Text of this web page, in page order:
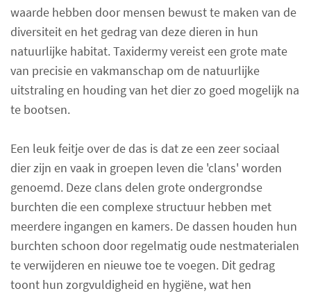
waarde hebben door mensen bewust te maken van de
diversiteit en het gedrag van deze dieren in hun
natuurlijke habitat. Taxidermy vereist een grote mate
van precisie en vakmanschap om de natuurlijke
uitstraling en houding van het dier zo goed mogelijk na
te bootsen.
Een leuk feitje over de das is dat ze een zeer sociaal
dier zijn en vaak in groepen leven die 'clans' worden
genoemd. Deze clans delen grote ondergrondse
burchten die een complexe structuur hebben met
meerdere ingangen en kamers. De dassen houden hun
burchten schoon door regelmatig oude nestmaterialen
te verwijderen en nieuwe toe te voegen. Dit gedrag
toont hun zorgvuldigheid en hygiëne, wat hen